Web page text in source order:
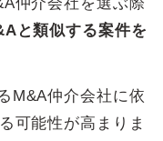
と類似する案件を
M&A仲介会社に依
可能性が高まりま